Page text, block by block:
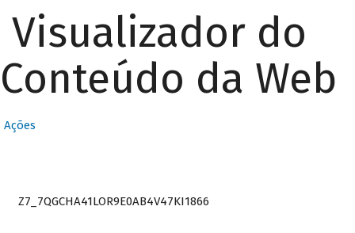
Visualizador do
Conteúdo da Web
Ações
Z7_7QGCHA41LOR9E0AB4V47KI1866